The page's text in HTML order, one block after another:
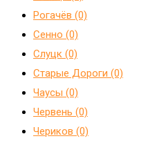
Рогачёв (0)
Сенно (0)
Слуцк (0)
Старые Дороги (0)
Чаусы (0)
Червень (0)
Чериков (0)